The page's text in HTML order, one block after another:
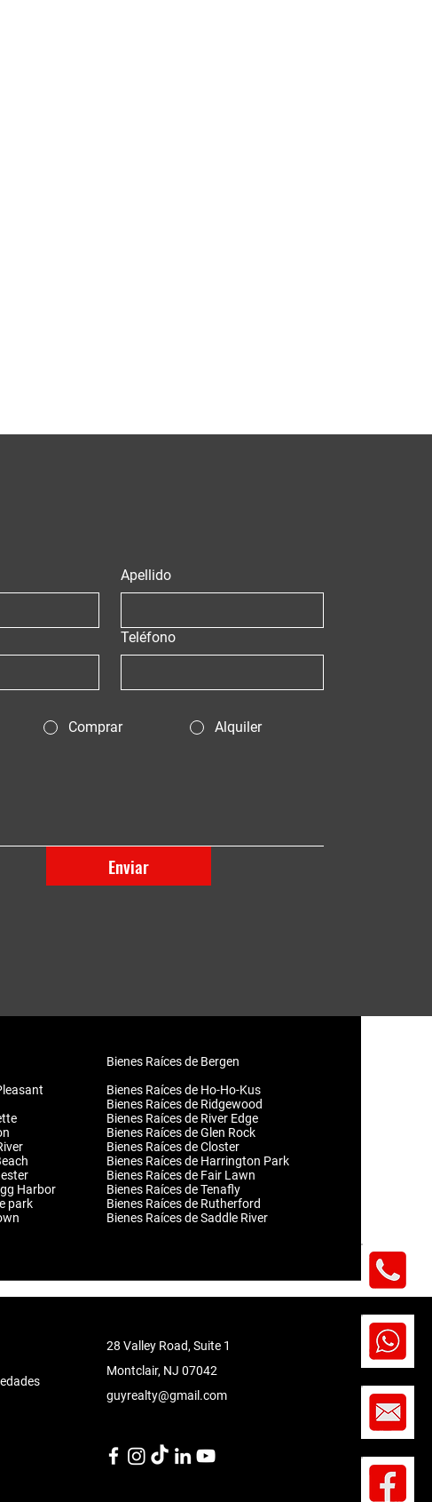
Apellido
Teléfono
Comprar
Alquiler
Enviar
Harbor
park
Bienes Raíces de Bergen
Bienes Raíces de Ho-Ho-Kus​
Bienes Raíces de Ridgewood
Bienes Raíces de River Edge
Bienes Raíces de Glen Rock
Bienes Raíces de Closter
Bienes Raíces de Harrington Park
Bienes Raíces de Fair Lawn
Bienes Raíces de Tenafly
Bienes Raíces de Rutherford
Bienes Raíces de Saddle River
28 Valley Road, Suite 1
Montclair, NJ 07042
guyrealty@gmail.com